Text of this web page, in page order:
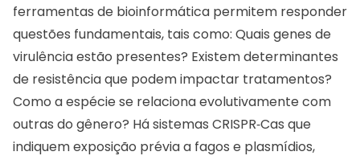
ferramentas de bioinformática permitem responder
questões fundamentais, tais como: Quais genes de
virulência estão presentes? Existem determinantes
de resistência que podem impactar tratamentos?
Como a espécie se relaciona evolutivamente com
outras do gênero? Há sistemas CRISPR‑Cas que
indiquem exposição prévia a fagos e plasmídios,